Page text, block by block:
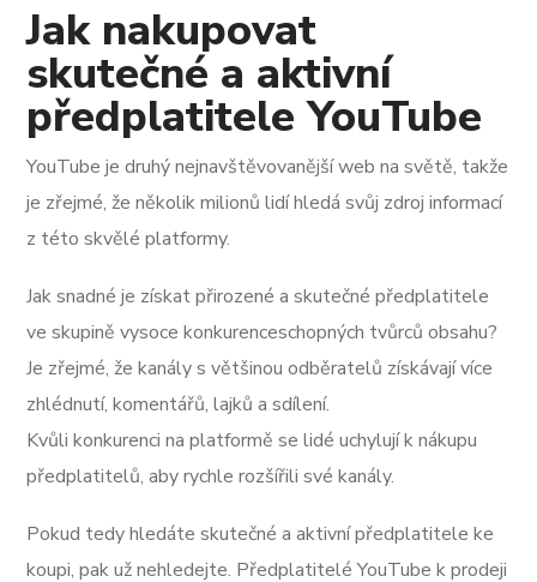
Jak nakupovat
skutečné a aktivní
předplatitele YouTube
YouTube je druhý nejnavštěvovanější web na světě, takže
je zřejmé, že několik milionů lidí hledá svůj zdroj informací
z této skvělé platformy.
Jak snadné je získat přirozené a skutečné předplatitele
ve skupině vysoce konkurenceschopných tvůrců obsahu?
Je zřejmé, že kanály s většinou odběratelů získávají více
zhlédnutí, komentářů, lajků a sdílení.
Kvůli konkurenci na platformě se lidé uchylují k nákupu
předplatitelů, aby rychle rozšířili své kanály.
Pokud tedy hledáte skutečné a aktivní předplatitele ke
koupi, pak už nehledejte. Předplatitelé YouTube k prodeji